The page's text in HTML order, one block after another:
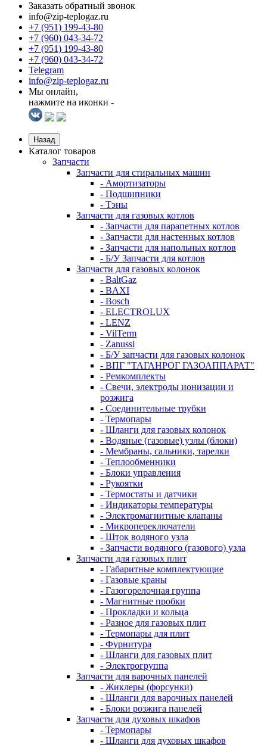
Заказать обратный звонок
info@zip-teplogaz.ru
+7 (951) 199-43-80
+7 (960) 043-34-72
+7 (951) 199-43-80
+7 (960) 043-34-72
Telegram
info@zip-teplogaz.ru
Мы онлайн,
нажмите на иконки -
Назад
Каталог товаров
Запчасти
Запчасти для стиральных машин
- Амортизаторы
- Подшипники
- Тэны
Запчасти для газовых котлов
- Запчасти для парапетных котлов
- Запчасти для настенных котлов
- Запчасти для напольных котлов
- Б/У Запчасти для котлов
Запчасти для газовых колонок
- BaltGaz
- BAXI
- Bosch
- ELECTROLUX
- LENZ
- VilTerm
- Zanussi
- Б/У запчасти для газовых колонок
- ВПГ "ТАГАНРОГ ГАЗОАППАРАТ"
- Ремкомплекты
- Свечи, электроды ионизации и
розжига
- Соединительные трубки
- Термопары
- Шланги для газовых колонок
- Водяные (газовые) узлы (блоки)
- Мембраны, сальники, тарелки
- Теплообменники
- Блоки управления
- Рукоятки
- Термостаты и датчики
- Индикаторы температуры
- Электромагнитные клапаны
- Микропереключатели
- Шток водяного узла
- Запчасти водяного (газового) узла
Запчасти для газовых плит
- Габаритные комплектующие
- Газовые краны
- Газогорелочная группа
- Магнитные пробки
- Прокладки и кольца
- Разное для газовых плит
- Термопары для плит
- Фурнитура
- Шланги для газовых плит
- Электрогруппа
Запчасти для варочных панелей
- Жиклеры (форсунки)
- Шланги для варочных панелей
- Блоки розжига панелей
Запчасти для духовых шкафов
- Термопары
- Шланги для духовых шкафов